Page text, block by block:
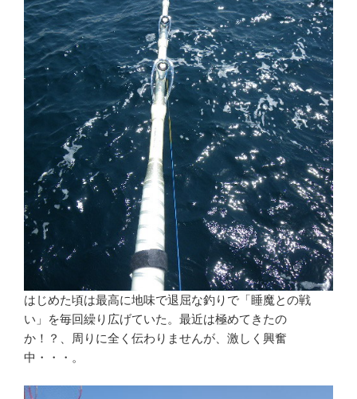
はじめた頃は最高に地味で退屈な釣りで「睡魔との戦
い」を毎回繰り広げていた。最近は極めてきたの
か！？、周りに全く伝わりませんが、激しく興奮
中・・・。